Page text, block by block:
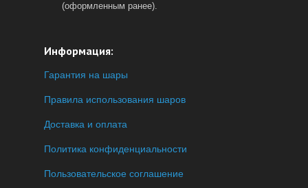
(оформленным ранее).
Информация:
Гарантия на шары
Правила использования шаров
Доставка и оплата
Политика конфиденциальности
Пользовательское соглашение